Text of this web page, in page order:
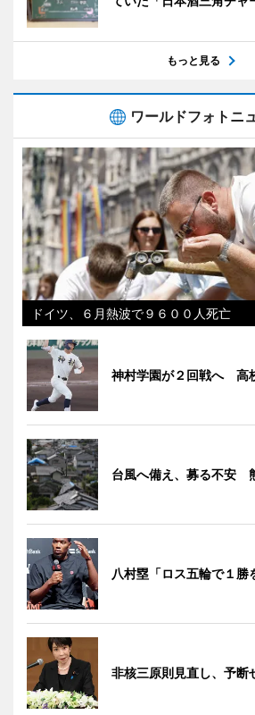
もっと見る
ワールドフォトニ
ドイツ、６月熱波で９６００人死亡
神村学園が２回戦へ 高
台風へ備え、募る不安
八村塁「ロス五輪で１勝
非核三原則見直し、予断